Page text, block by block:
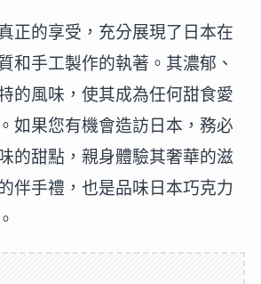
正的享受，充分展現了日本在
和手工製作的執著。其濃郁、
的風味，使其成為任何甜食愛
如果您有機會造訪日本，務必
的甜點，親身體驗其奢華的滋
伴手禮，也是品味日本巧克力